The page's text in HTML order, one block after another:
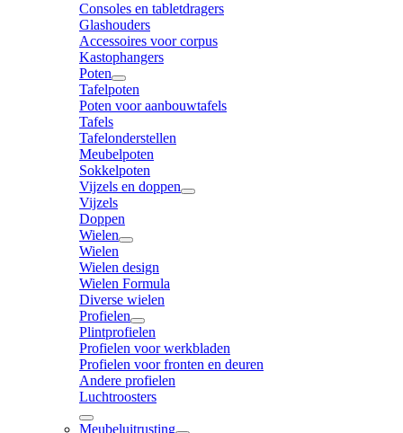
Consoles en tabletdragers
Glashouders
Accessoires voor corpus
Kastophangers
Poten
Tafelpoten
Poten voor aanbouwtafels
Tafels
Tafelonderstellen
Meubelpoten
Sokkelpoten
Vijzels en doppen
Vijzels
Doppen
Wielen
Wielen
Wielen design
Wielen Formula
Diverse wielen
Profielen
Plintprofielen
Profielen voor werkbladen
Profielen voor fronten en deuren
Andere profielen
Luchtroosters
Meubeluitrusting